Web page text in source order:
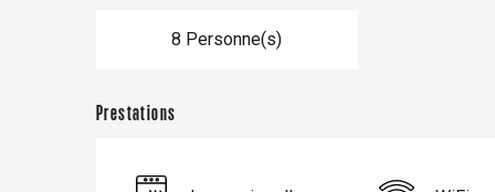
8 Personne(s)
Prestations